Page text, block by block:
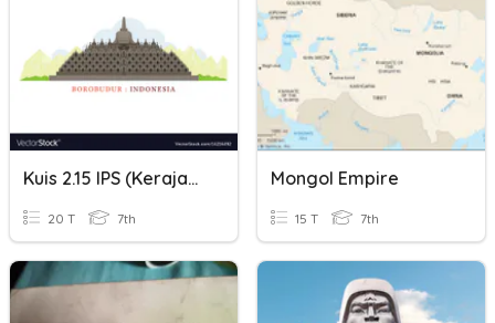
Kuis 2.15 IPS (Kerajaan & Peninggalan Masa Hindu-Buddha)
20 T 7th
Mongol Empire
15 T 7th